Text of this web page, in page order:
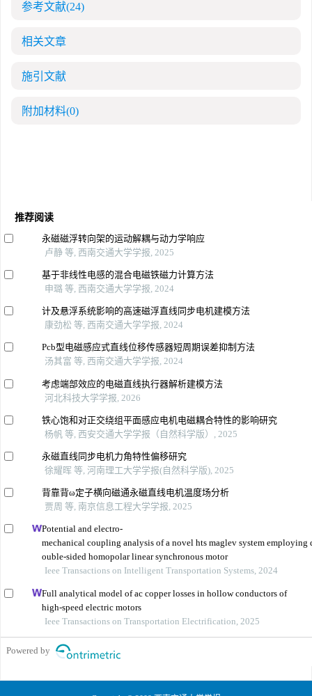
参考文献(24)
相关文章
施引文献
附加材料(0)
推荐阅读
永磁磁浮转向架的运动解耦与动力学响应
卢静 等, 西南交通大学学报, 2025
基于非线性电感的混合电磁铁磁力计算方法
申璐 等, 西南交通大学学报, 2024
计及悬浮系统影响的高速磁浮直线同步电机建模方法
康劲松 等, 西南交通大学学报, 2024
Pcb型电磁感应式直线位移传感器短周期误差抑制方法
汤其富 等, 西南交通大学学报, 2024
考虑端部效应的电磁直线执行器解析建模方法
河北科技大学学报, 2026
铁心饱和对正交绕组平面感应电机电磁耦合特性的影响研究
杨帆 等, 西安交通大学学报（自然科学版）, 2025
永磁直线同步电机力角特性偏移研究
徐耀晖 等, 河南理工大学学报(自然科学版), 2025
背靠背ω定子横向磁通永磁直线电机温度场分析
贾周 等, 南京信息工程大学学报, 2025
Potential and electro-
mechanical coupling analysis of a novel hts maglev system employing
ouble-sided homopolar linear synchronous motor
Ieee Transactions on Intelligent Transportation Systems, 2024
Full analytical model of ac copper losses in hollow conductors of
high-speed electric motors
Ieee Transactions on Transportation Electrification, 2025
Powered by